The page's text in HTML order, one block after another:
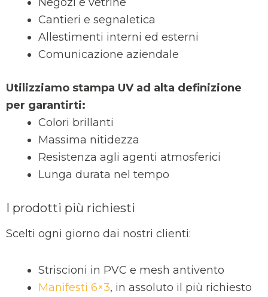
Cantieri e segnaletica
Allestimenti interni ed esterni
Comunicazione aziendale
Utilizziamo stampa UV ad alta definizione
per garantirti:
Colori brillanti
Massima nitidezza
Resistenza agli agenti atmosferici
Lunga durata nel tempo
I prodotti più richiesti
Scelti ogni giorno dai nostri clienti:
Striscioni in PVC e mesh antivento
Manifesti 6×3, in assoluto il più richiesto